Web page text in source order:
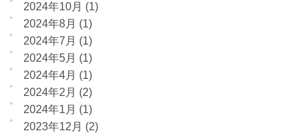
2024年10月 (1)
2024年8月 (1)
2024年7月 (1)
2024年5月 (1)
2024年4月 (1)
2024年2月 (2)
2024年1月 (1)
2023年12月 (2)